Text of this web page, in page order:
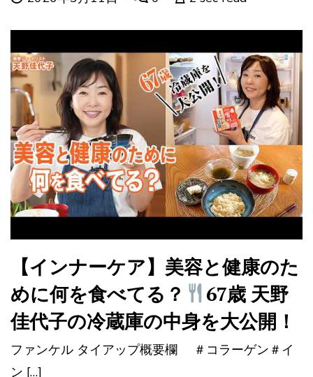
【インナーケア】美容と健康のた
めに何を食べてる？
67歳 天野
佳代子の冷蔵庫の中身を大公開！
ファンケル タイアップ概要欄 ＃コラーゲン＃イ
ン […]